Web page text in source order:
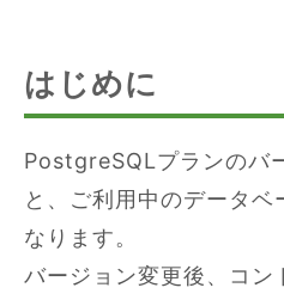
はじめに
PostgreSQLプランのバ
と、ご利用中のデータベ
なります。
バージョン変更後、コン